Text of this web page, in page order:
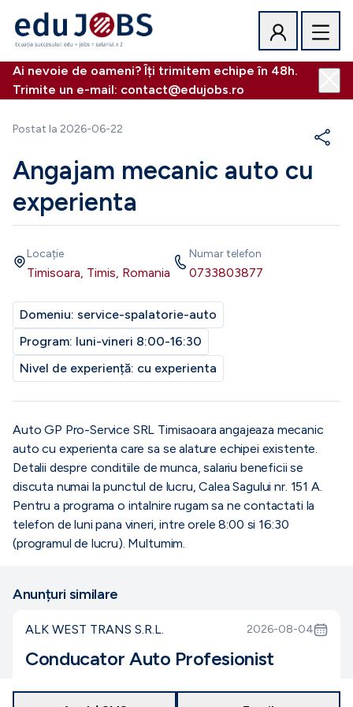
Ai nevoie de oameni? Îți trimitem echipe în 48h.
Trimite un e-mail: contact@edujobs.ro
Postat la 2026-06-22
Angajam mecanic auto cu
experienta
Locație
Timisoara, Timis, Romania
Numar telefon
0733803877
Domeniu: service-spalatorie-auto
Program: luni-vineri 8:00-16:30
Nivel de experiență: cu experienta
Auto GP Pro-Service SRL Timisaoara angajeaza mecanic
auto cu experienta care sa se alature echipei existente.
Detalii despre conditiile de munca, salariu beneficii se
discuta numai la punctul de lucru, Calea Sagului nr. 151 A.
Pentru a programa o intalnire rugam sa ne contactati la
telefon de luni pana vineri, intre orele 8:00 si 16:30
(programul de lucru). Multumim.
Anunțuri similare
ALK WEST TRANS S.R.L. 2026-08-04
Conducator Auto Profesionist
Dambovita 15000- 16000lei
nedeterminat